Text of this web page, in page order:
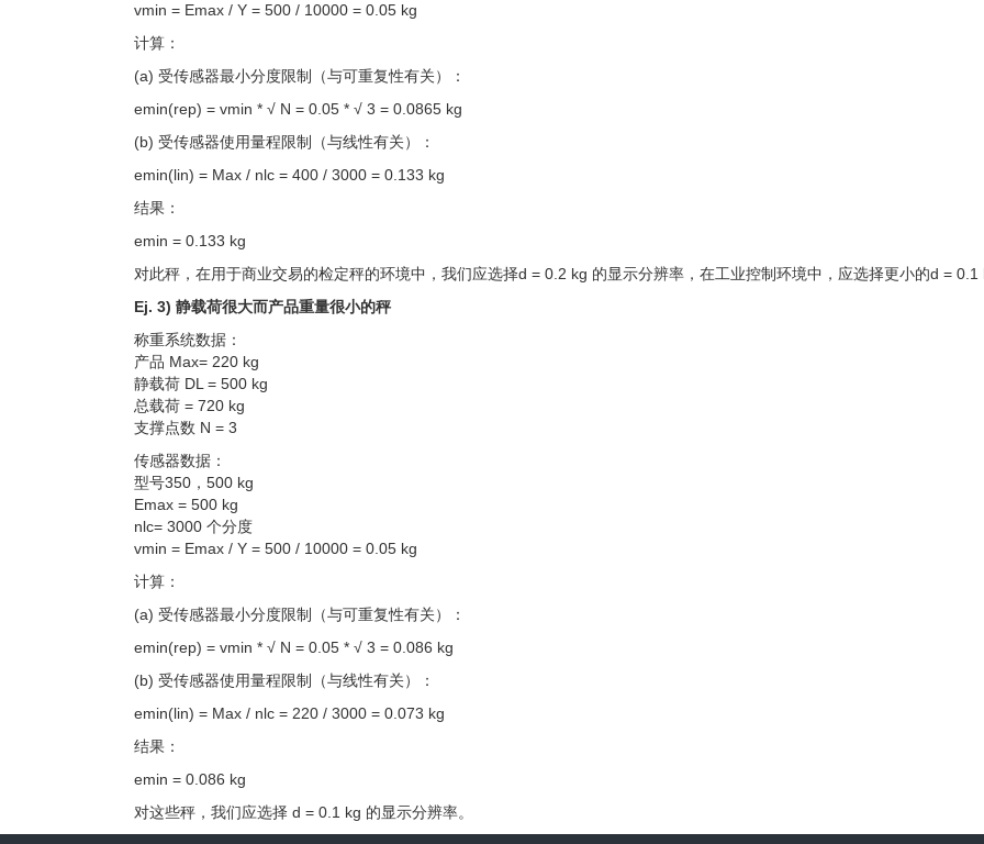
vmin = Emax / Y = 500 / 10000 = 0.05 kg
计算：
(a) 受传感器最小分度限制（与可重复性有关）：
emin(rep) = vmin * √ N = 0.05 * √ 3 = 0.0865 kg
(b) 受传感器使用量程限制（与线性有关）：
emin(lin) = Max / nlc = 400 / 3000 = 0.133 kg
结果：
emin = 0.133 kg
对此秤，在用于商业交易的检定秤的环境中，我们应选择d = 0.2 kg 的显示分辨率，在工业控制环境中，应选择更小的d = 0.1
Ej. 3) 静载荷很大而产品重量很小的秤
称重系统数据：
产品 Max= 220 kg
静载荷 DL = 500 kg
总载荷 = 720 kg
支撑点数 N = 3
传感器数据：
型号350，500 kg
Emax = 500 kg
nlc= 3000 个分度
vmin = Emax / Y = 500 / 10000 = 0.05 kg
计算：
(a) 受传感器最小分度限制（与可重复性有关）：
emin(rep) = vmin * √ N = 0.05 * √ 3 = 0.086 kg
(b) 受传感器使用量程限制（与线性有关）：
emin(lin) = Max / nlc = 220 / 3000 = 0.073 kg
结果：
emin = 0.086 kg
对这些秤，我们应选择 d = 0.1 kg 的显示分辨率。